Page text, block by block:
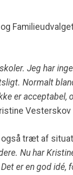
Jeg har
Normalt
er
Vesterskov
også træt af
Nu har
er en god